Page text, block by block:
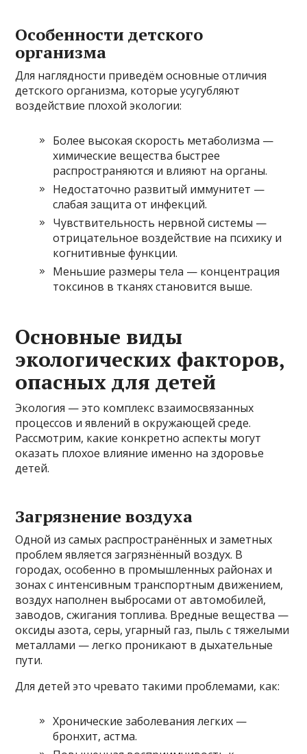
Особенности детского
организма
Для наглядности приведём основные отличия
детского организма, которые усугубляют
воздействие плохой экологии:
Более высокая скорость метаболизма —
химические вещества быстрее
распространяются и влияют на органы.
Недостаточно развитый иммунитет —
слабая защита от инфекций.
Чувствительность нервной системы —
отрицательное воздействие на психику и
когнитивные функции.
Меньшие размеры тела — концентрация
токсинов в тканях становится выше.
Основные виды
экологических факторов,
опасных для детей
Экология — это комплекс взаимосвязанных
процессов и явлений в окружающей среде.
Рассмотрим, какие конкретно аспекты могут
оказать плохое влияние именно на здоровье
детей.
Загрязнение воздуха
Одной из самых распространённых и заметных
проблем является загрязнённый воздух. В
городах, особенно в промышленных районах и
зонах с интенсивным транспортным движением,
воздух наполнен выбросами от автомобилей,
заводов, сжигания топлива. Вредные вещества —
оксиды азота, серы, угарный газ, пыль с тяжелыми
металлами — легко проникают в дыхательные
пути.
Для детей это чревато такими проблемами, как:
Хронические заболевания легких —
бронхит, астма.